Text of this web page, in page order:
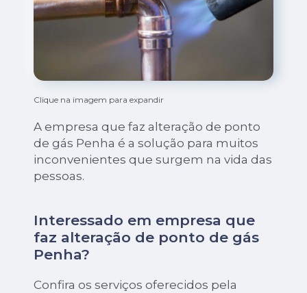
Clique na imagem para expandir
A empresa que faz alteração de ponto
de gás Penha é a solução para muitos
inconvenientes que surgem na vida das
pessoas.
Interessado em empresa que
faz alteração de ponto de gás
Penha?
Confira os serviços oferecidos pela